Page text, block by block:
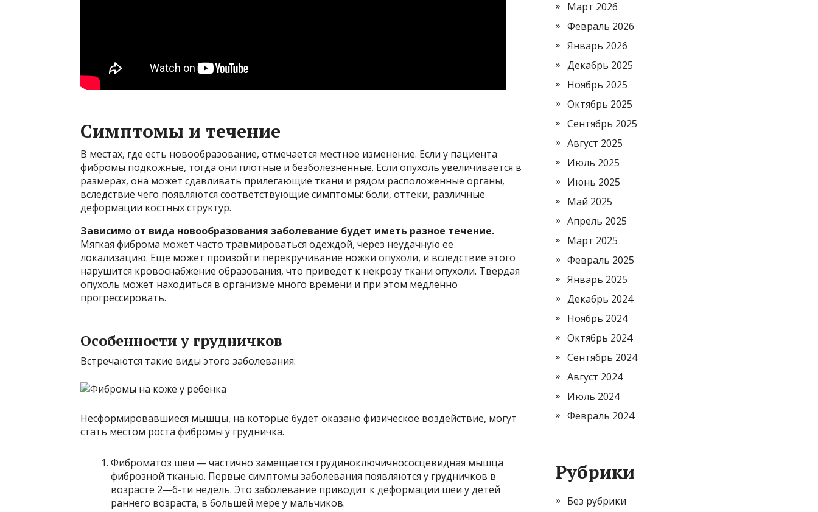
Симптомы и течение
В местах, где есть новообразование, отмечается местное изменение. Если у пациента
фибромы подкожные, тогда они плотные и безболезненные. Если опухоль увеличивается в
размерах, она может сдавливать прилегающие ткани и рядом расположенные органы,
вследствие чего появляются соответствующие симптомы: боли, оттеки, различные
деформации костных структур.
Зависимо от вида новообразования заболевание будет иметь разное течение.
Мягкая фиброма может часто травмироваться одеждой, через неудачную ее
локализацию. Еще может произойти перекручивание ножки опухоли, и вследствие этого
нарушится кровоснабжение образования, что приведет к некрозу ткани опухоли. Твердая
опухоль может находиться в организме много времени и при этом медленно
прогрессировать.
Особенности у грудничков
Встречаются такие виды этого заболевания:
Несформировавшиеся мышцы, на которые будет оказано физическое воздействие, могут
стать местом роста фибромы у грудничка.
Фиброматоз шеи — частично замещается грудиноключичнососцевидная мышца
фиброзной тканью. Первые симптомы заболевания появляются у грудничков в
возрасте 2―6-ти недель. Это заболевание приводит к деформации шеи у детей
раннего возраста, в большей мере у мальчиков.
Март 2026
Февраль 2026
Январь 2026
Декабрь 2025
Ноябрь 2025
Октябрь 2025
Сентябрь 2025
Август 2025
Июль 2025
Июнь 2025
Май 2025
Апрель 2025
Март 2025
Февраль 2025
Январь 2025
Декабрь 2024
Ноябрь 2024
Октябрь 2024
Сентябрь 2024
Август 2024
Июль 2024
Февраль 2024
Рубрики
Без рубрики